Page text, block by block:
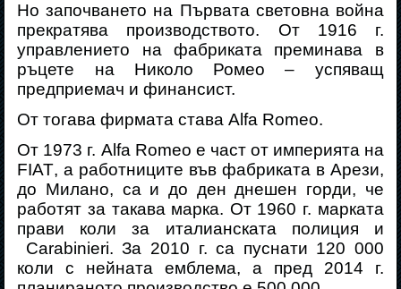
Но започването на Първата световна война
прекратява производството. От 1916 г.
управлението на фабриката преминава в
ръцете на Николо Ромео – успяващ
прeдприемач и финансист.
От тогава фирмата ставаAlfa Romeo.
От 1973 г. Alfa Romeo е част от империята на
FIAT, а работниците във фабриката в Арези,
до Милано, са и до ден днешен горди, че
работят за такава марка. От 1960 г. марката
прави коли за италианската полиция и
Carabinieri. За 2010 г. са пуснати 120 000
коли с нейната емблема, а пред 2014 г.